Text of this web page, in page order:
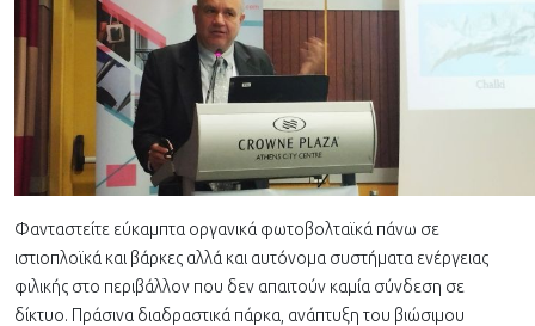
Φανταστείτε εύκαμπτα οργανικά φωτοβολταϊκά πάνω σε
ιστιοπλοϊκά και βάρκες αλλά και αυτόνομα συστήματα ενέργειας
φιλικής στο περιβάλλον που δεν απαιτούν καμία σύνδεση σε
δίκτυο. Πράσινα διαδραστικά πάρκα, ανάπτυξη του βιώσιμου